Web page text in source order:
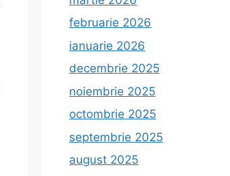
februarie 2026
ianuarie 2026
decembrie 2025
noiembrie 2025
octombrie 2025
septembrie 2025
august 2025